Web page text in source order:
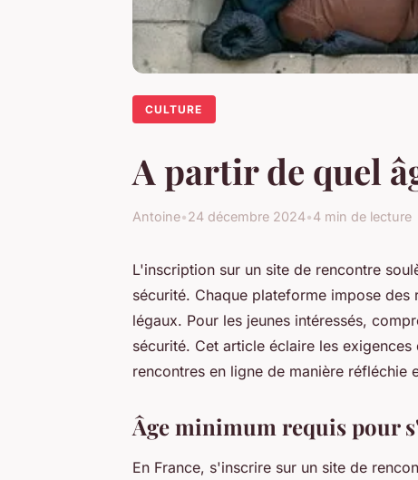
CULTURE
A partir de quel
Antoine•24 décembre 2024•4 min de lecture
L'inscription sur un site de rencontre
sécurité. Chaque plateforme impose
légaux. Pour les jeunes intéressés,
sécurité. Cet article éclaire les
rencontres en ligne de manière réfléchie
Âge minimum requis pour
En France, s'inscrire sur un site de